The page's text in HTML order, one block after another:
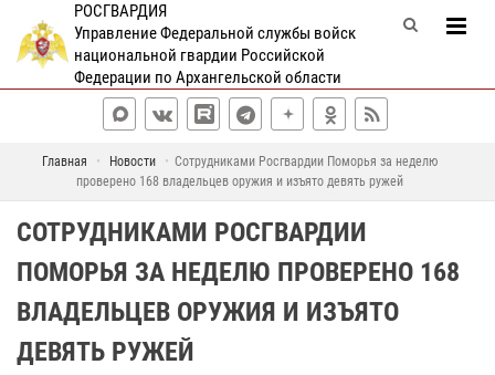
РОСГВАРДИЯ
Управление Федеральной службы войск
национальной гвардии Российской
Федерации по Архангельской области
Главная Новости
Сотрудниками Росгвардии Поморья за неделю
проверено 168 владельцев оружия и изъято девять ружей
СОТРУДНИКАМИ РОСГВАРДИИ
ПОМОРЬЯ ЗА НЕДЕЛЮ ПРОВЕРЕНО 168
ВЛАДЕЛЬЦЕВ ОРУЖИЯ И ИЗЪЯТО
ДЕВЯТЬ РУЖЕЙ